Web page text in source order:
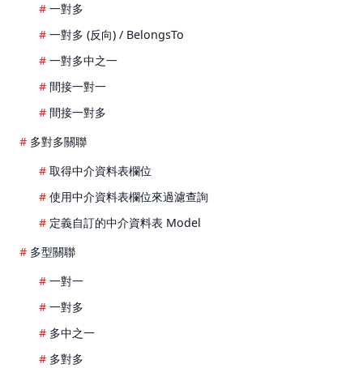
一對多
一對多 (反向) / BelongsTo
一對多中之一
間接一對一
間接一對多
多對多關聯
取得中介資料表欄位
使用中介資料表欄位來過濾查詢
定義自訂的中介資料表 Model
多型關聯
一對一
一對多
多中之一
多對多